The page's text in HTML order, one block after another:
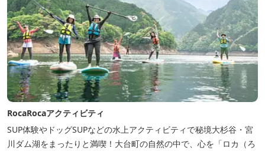
RocaRocaアクティビティ
SUP体験やドッグSUPなどの水上アクティビティで秘境大杉谷・宮
川ダム湖をまったりと満喫！大台町の自然の中で、心を「ロカ（ろ